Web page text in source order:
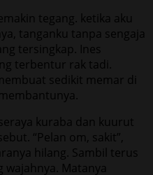
tegang. ketika aku
tanganku tanpa sengaja
tersingkap. Ines
terbentur rak tadi.
sedikit memar di
kuraba dan kuurut
“Pelan om, sakit”,
hilang. Sambil terus
Matanya